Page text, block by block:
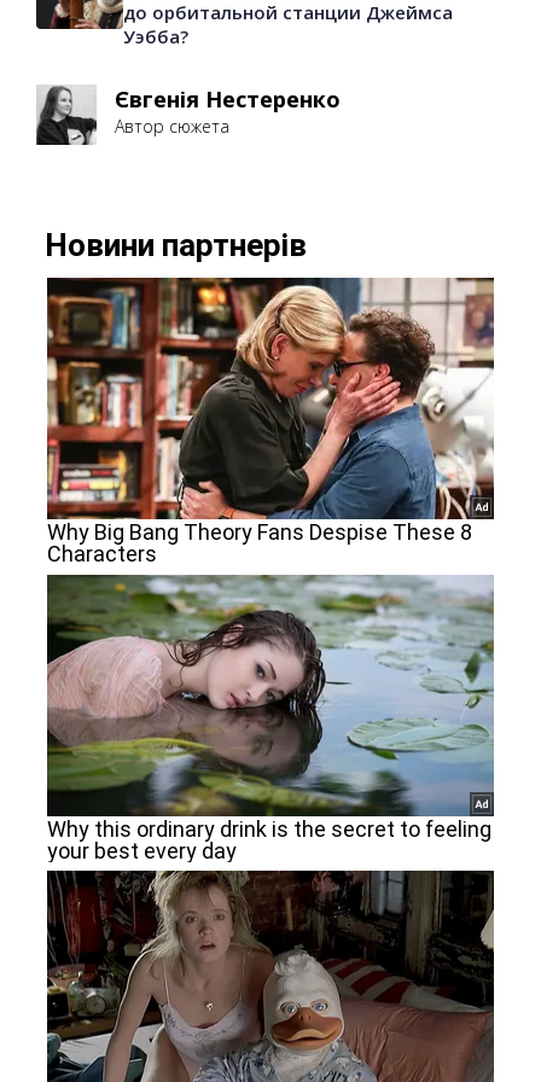
до орбитальной станции Джеймса
Уэбба?
Євгенія Нестеренко
Автор сюжета